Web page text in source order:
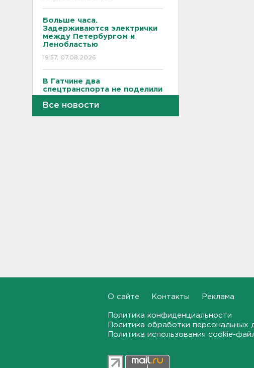
Больше часа.
Задерживаются электрички
между Петербургом и
Ленобластью
19:57, 07.08.2026
В Гатчине два
спецтранспорта не поделили
дорогу
проверять здоровье жителей
Врач дала рекомендации для
Все новости
О сайте Контакты Реклама
Политика конфиденциальности
Политика обработки персональных
Политика использования cookie-